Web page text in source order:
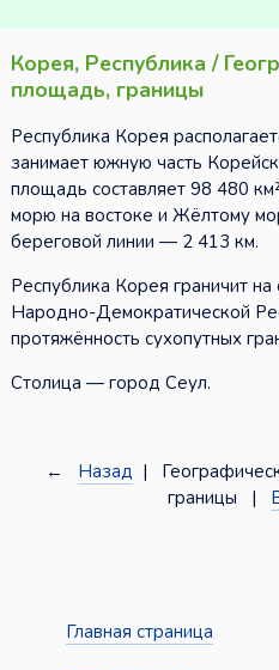
Корея, Республика /
площадь, границы
Республика Корея
занимает южную часть
площадь составляет 98 480
морю на востоке и Жёлтому
береговой линии — 2 413 км.
Республика Корея граничит
Народно-Демократической
протяжённость сухопутных
Столица — город Сеул.
← Назад |
границы |
Главная страница